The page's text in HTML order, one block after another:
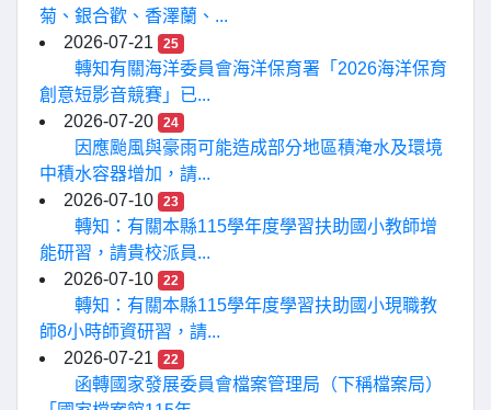
菊、銀合歡、香澤蘭、...
2026-07-21
25
轉知有關海洋委員會海洋保育署「2026海洋保育
創意短影音競賽」已...
2026-07-20
24
因應颱風與豪雨可能造成部分地區積淹水及環境
中積水容器增加，請...
2026-07-10
23
轉知：有關本縣115學年度學習扶助國小教師增
能研習，請貴校派員...
2026-07-10
22
轉知：有關本縣115學年度學習扶助國小現職教
師8小時師資研習，請...
2026-07-21
22
函轉國家發展委員會檔案管理局（下稱檔案局）